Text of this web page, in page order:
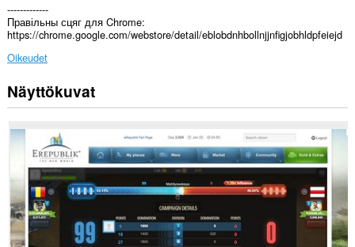
-------------
Правільны сцяг для Chrome:
https://chrome.google.com/webstore/detail/eblobdnhbollnjjnfigjobhldpfeiejd
Oikeudet
Laajennuksella
on
tietoihisi
kaikissa
verkkosivustoissa.
Näyttökuvat